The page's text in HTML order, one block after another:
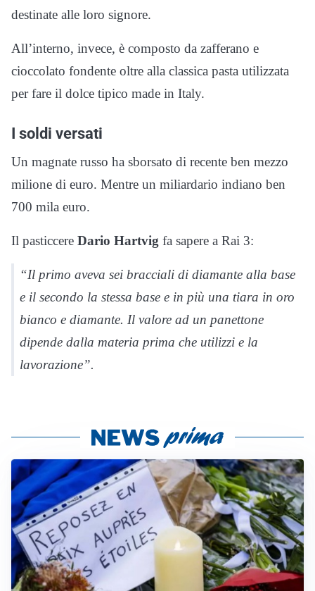
destinate alle loro signore.
All’interno, invece, è composto da zafferano e
cioccolato fondente oltre alla classica pasta utilizzata
per fare il dolce tipico made in Italy.
I soldi versati
Un magnate russo ha sborsato di recente ben mezzo
milione di euro. Mentre un miliardario indiano ben
700 mila euro.
Il pasticcere Dario Hartvig fa sapere a Rai 3:
“Il primo aveva sei bracciali di diamante alla base
e il secondo la stessa base e in più una tiara in oro
bianco e diamante. Il valore ad un panettone
dipende dalla materia prima che utilizzi e la
lavorazione”.